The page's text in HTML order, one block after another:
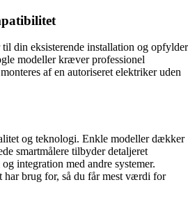
til din eksisterende installation og opfylder
modeller kræver professionel
af en autoriseret elektriker uden
og teknologi. Enkle modeller dækker
smartmålere tilbyder detaljeret
integration med andre systemer.
har brug for, så du får mest værdi for